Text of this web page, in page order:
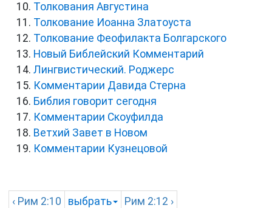
Толкования Августина
Толкование Иоанна Златоуста
Толкование Феофилакта Болгарского
Новый Библейский Комментарий
Лингвистический. Роджерс
Комментарии Давида Стерна
Библия говорит сегодня
Комментарии Скоуфилда
Ветхий Завет в Новом
Комментарии Кузнецовой
‹ Рим 2:10 выбрать Рим 2:12 ›